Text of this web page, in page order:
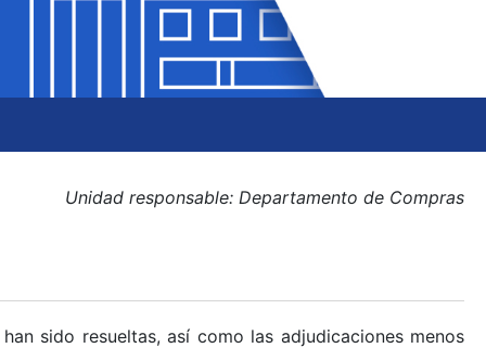
Unidad responsable: Departamento de Compras
sido resueltas, así como las adjudicaciones menos